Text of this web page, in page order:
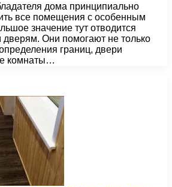
дома принципиально
все помещения с особенным
значение тут отводится
Они помогают не только
границ, двери
комнаты…